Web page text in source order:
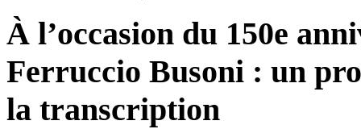
À l’occasion du 150e
Ferruccio Busoni : un
la transcription